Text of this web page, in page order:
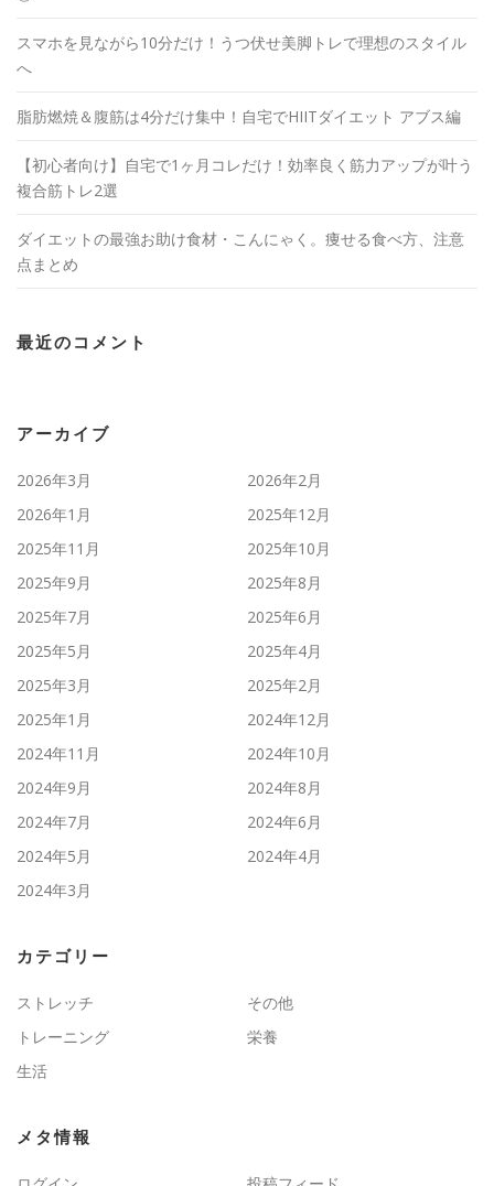
スマホを見ながら10分だけ！うつ伏せ美脚トレで理想のスタイル
へ
脂肪燃焼＆腹筋は4分だけ集中！自宅でHIITダイエット アブス編
【初心者向け】自宅で1ヶ月コレだけ！効率良く筋力アップが叶う
複合筋トレ2選
ダイエットの最強お助け食材・こんにゃく。痩せる食べ方、注意
点まとめ
最近のコメント
アーカイブ
2026年3月
2026年2月
2026年1月
2025年12月
2025年11月
2025年10月
2025年9月
2025年8月
2025年7月
2025年6月
2025年5月
2025年4月
2025年3月
2025年2月
2025年1月
2024年12月
2024年11月
2024年10月
2024年9月
2024年8月
2024年7月
2024年6月
2024年5月
2024年4月
2024年3月
カテゴリー
ストレッチ
その他
トレーニング
栄養
生活
メタ情報